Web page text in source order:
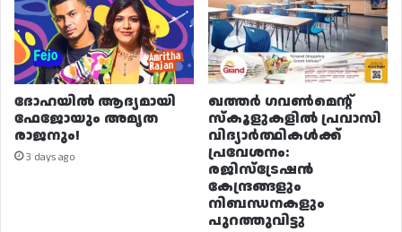
ദോഹയിൽ ആദ്യമായി
ഫേജോയും അമൃത
രാജനും!
3 days ago
ഖത്തർ ഗവൺമെന്റ്
സ്കൂളുകളിൽ പ്രവാസി
വിദ്യാർത്ഥികൾക്ക്
പ്രവേശനം:
രജിസ്ട്രേഷൻ
കേന്ദ്രങ്ങളും
നിബന്ധനകളും
പുറത്തുവിട്ടു